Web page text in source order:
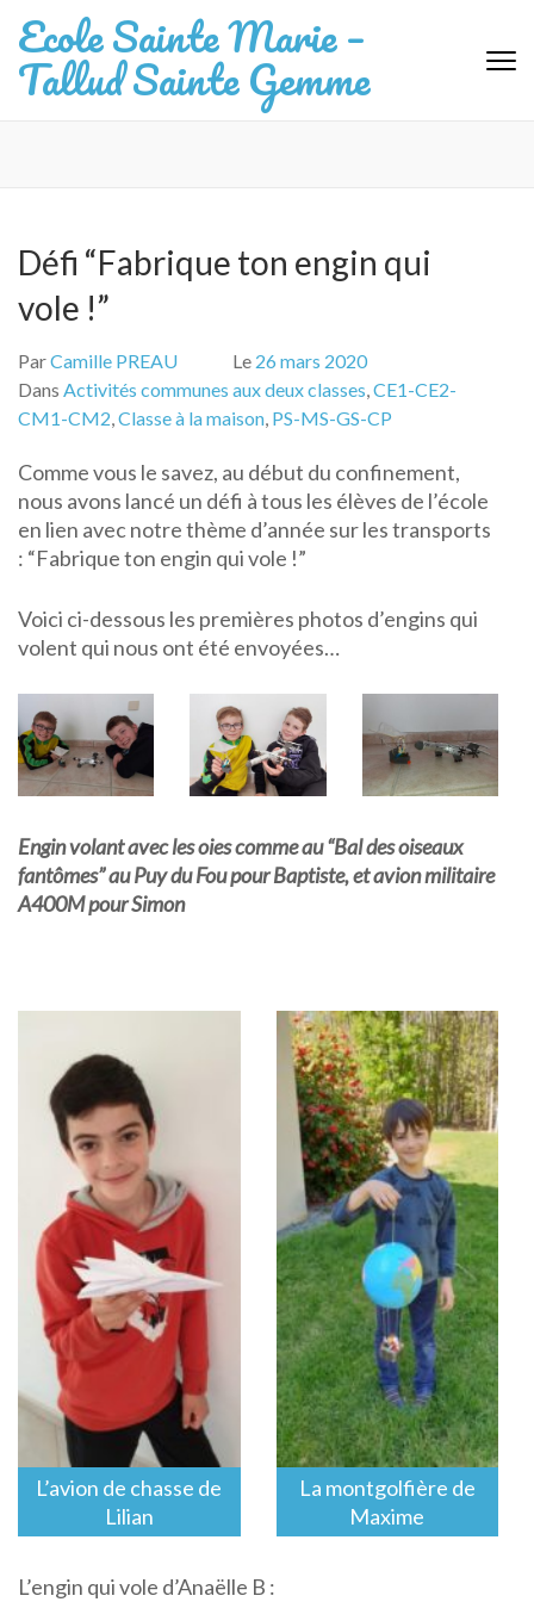
au
contenu
(Pressez
Ecole Sainte Marie –
Tallud Sainte Gemme
Défi “Fabrique ton engin qui
vole !”
ParCamille PREAU Le 26 mars 2020
Dans Activités communes aux deux classes,CE1-CE2-
CM1-CM2,Classe à la maison, PS-MS-GS-CP
Comme vous le savez, au début du confinement,
nous avons lancé un défi à tous les élèves de l’école
en lien avec notre thème d’année sur les transports
: “Fabrique ton engin qui vole !”
Voici ci-dessous les premières photos d’engins qui
volent qui nous ont été envoyées…
Engin volant avec les oies comme au “Bal des oiseaux
fantômes” au Puy du Fou pour Baptiste, et avion militaire
A400M pour Simon
L’avion de chasse de
Lilian
La montgolfière de
Maxime
L’engin qui vole d’Anaëlle B :